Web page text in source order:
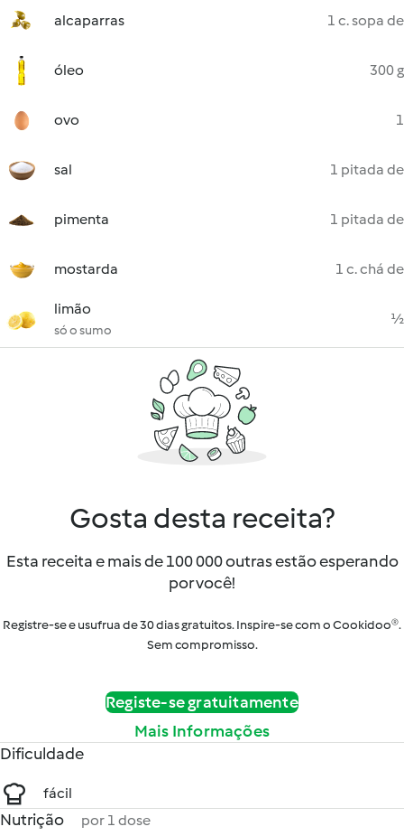
alcaparras 1 c. sopa de
óleo 300 g
ovo 1
sal 1 pitada de
pimenta 1 pitada de
mostarda 1 c. chá de
limão
só o sumo
½
Gosta desta receita?
Esta receita e mais de 100 000 outras estão esperando
por você!
Registre-se e usufrua de 30 dias gratuitos. Inspire-se com o Cookidoo®.
Sem compromisso.
Registe-se gratuitamente
Mais Informações
Dificuldade
fácil
Nutrição por 1 dose